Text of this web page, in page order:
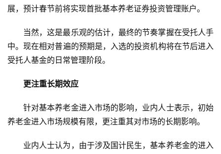
展，预计春节前将实现首批基本养老证券投资管理账户。
当然，这是最乐观的估计，最终的节奏掌握在受托人手
中。现在相对普遍的预期是，入选的投资机构将在节后进入
受托人基金的日常管理阶段。
更注重长期效应
针对基本养老金进入市场的影响，业内人士表示，初始
养老金进入市场规模有限，更注重其对市场的长期影响。
业内人士认为，由于涉及国计民生，基本养老金的进入